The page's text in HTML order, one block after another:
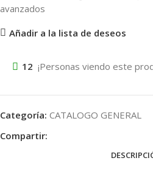
avanzados
Añadir a la lista de deseos
12 ¡Personas viendo este
Categoría: CATALOGO GENERAL
Compartir: